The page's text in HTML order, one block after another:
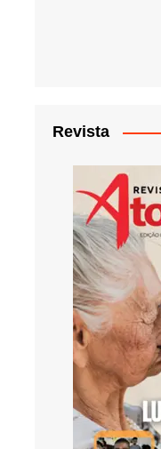
Revista